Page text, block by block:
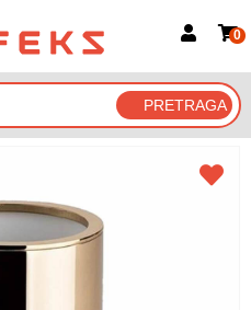
Prijavite se Google nalogom
0